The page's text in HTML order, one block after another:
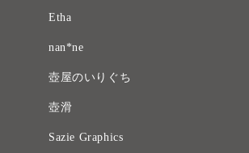
Etha
nan*ne
壺屋のいりぐち
壺滑
Sazie Graphics